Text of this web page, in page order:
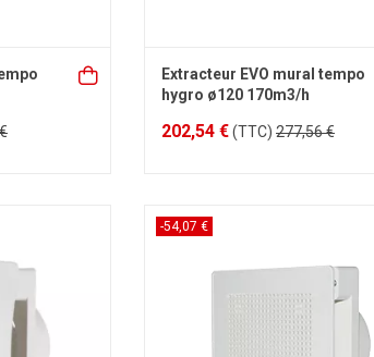
Extracteur EVO mural tempo
hygro ø120 170m3/h
202,54 €(TTC) 277,56 €
-54,07 €